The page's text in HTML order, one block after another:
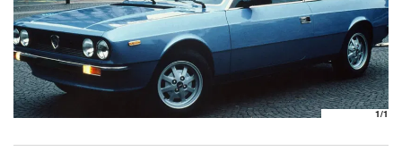
1/1